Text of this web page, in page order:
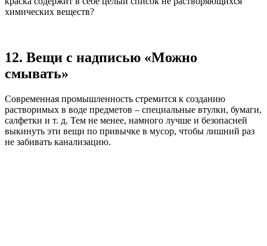
химических веществ?
12. Вещи с надписью «Можно
смывать»
Современная промышленность стремится к созданию
растворимых в воде предметов – специальные втулки, бумаги,
салфетки и т. д. Тем не менее, намного лучше и безопасней
выкинуть эти вещи по привычке в мусор, чтобы лишний раз
не забивать канализацию.